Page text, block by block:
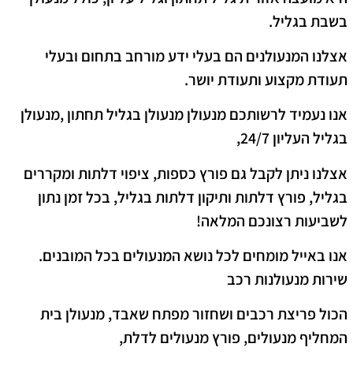
בשבת בגליל.
אצלנו המנעולנים הם בעלי ידע מורחב בתחום ובעלי
תעודת מקצוע ותעודת יושר.
אנו נעמיד לרשותכם מנעולןמנעולן בגליל תחתון ,מנעולן
בגליל העליון
אצלנו ניתן לקבל גם פורץ כספות, ציפוי דלתות ומקררים
בגליל, פורץ דלתות ותיקון דלתות בגליל, בכל זמן נתון
לשביעות רצונכם המלאה!
אנו באייל מומחים לכל נושא המנעולים בכל המובנים.
שירות מנעולנות רכב
הכול פריצת רכבים ושחזור מפתח שאבד, מנעולן בית
המחליף מנעולים, פורץ מנעולים לדלת,